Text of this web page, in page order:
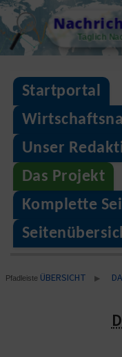
Skip
to
content
Täglich
Startportal
Unser
Das Projekt
Komplette
Pfadleiste ÜBERSICHT ▶